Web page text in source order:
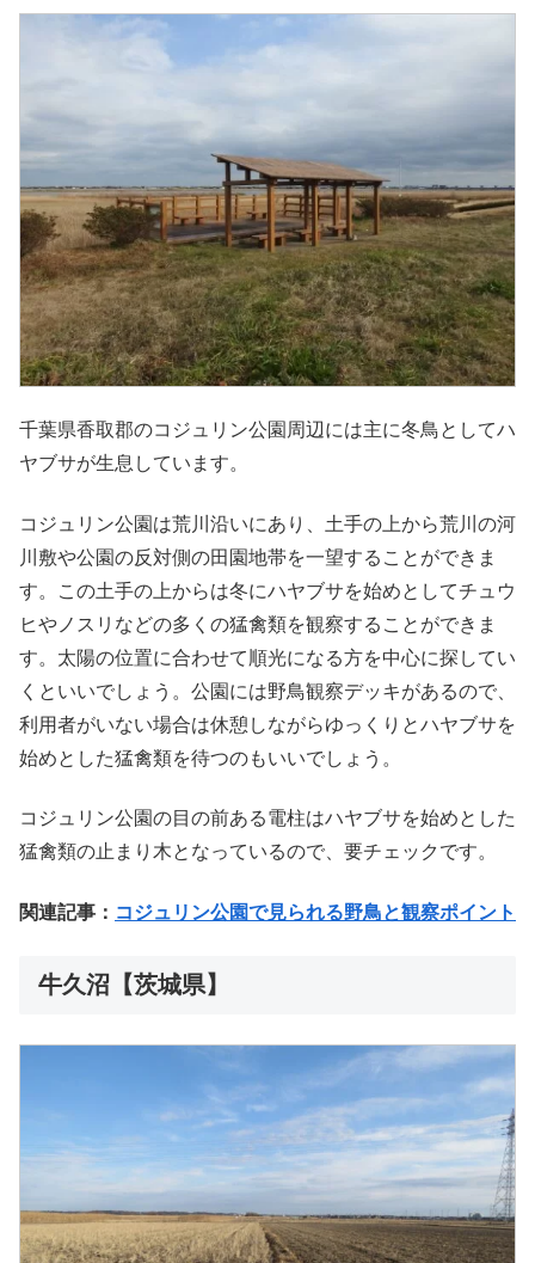
千葉県香取郡のコジュリン公園周辺には主に冬鳥としてハ
ヤブサが生息しています。
コジュリン公園は荒川沿いにあり、土手の上から荒川の河
川敷や公園の反対側の田園地帯を一望することができま
す。この土手の上からは冬にハヤブサを始めとしてチュウ
ヒやノスリなどの多くの猛禽類を観察することができま
す。太陽の位置に合わせて順光になる方を中心に探してい
くといいでしょう。公園には野鳥観察デッキがあるので、
利用者がいない場合は休憩しながらゆっくりとハヤブサを
始めとした猛禽類を待つのもいいでしょう。
コジュリン公園の目の前ある電柱はハヤブサを始めとした
猛禽類の止まり木となっているので、要チェックです。
関連記事： コジュリン公園で見られる野鳥と観察ポイント
牛久沼【茨城県】